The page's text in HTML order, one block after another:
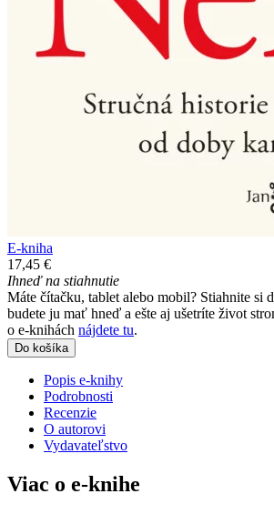
E-kniha
17,45 €
Ihneď na stiahnutie
Máte čítačku, tablet alebo mobil? Stiahnite si
budete ju mať hneď a ešte aj ušetríte život
o e-knihách nájdete tu.
Do košíka
Popis e-knihy
Podrobnosti
Recenzie
O autorovi
Vydavateľstvo
Viac o e-knihe